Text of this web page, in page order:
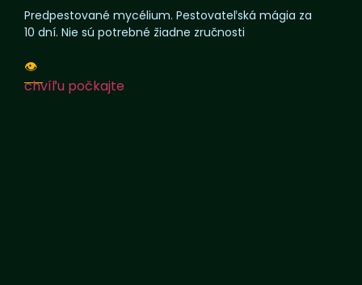
Predpestované mycélium. Pestovateľská mágia za
10 dní. Nie sú potrebné žiadne zručnosti
👁️
chvíľu počkajte